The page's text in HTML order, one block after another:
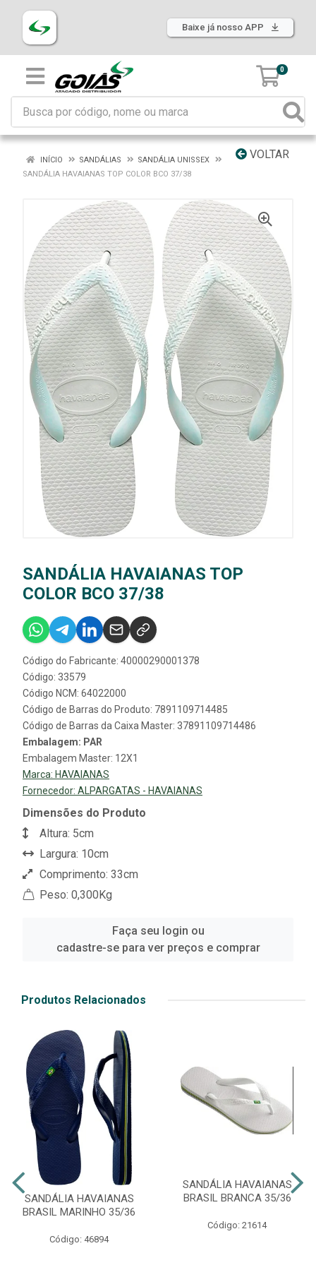
Baixe já nosso APP
0
VOLTAR
INÍCIO SANDÁLIAS
SANDÁLIA UNISSEX
SANDÁLIA HAVAIANAS TOP COLOR BCO 37/38
SANDÁLIA HAVAIANAS TOP
COLOR BCO 37/38
Código do Fabricante: 40000290001378
Código: 33579
Código NCM: 64022000
Código de Barras do Produto: 7891109714485
Código de Barras da Caixa Master: 37891109714486
Embalagem: PAR
Embalagem Master: 12X1
Marca: HAVAIANAS
Fornecedor: ALPARGATAS - HAVAIANAS
Dimensões do Produto
Altura: 5cm
Largura: 10cm
Comprimento: 33cm
Peso: 0,300Kg
Faça seu login ou
cadastre-se para ver preços e comprar
Produtos Relacionados
SANDÁLIA HAVAIANAS
BRASIL MARINHO 35/36
Código: 46894
SANDÁLIA HAVAIANAS
BRASIL BRANCA 35/36
Código: 21614